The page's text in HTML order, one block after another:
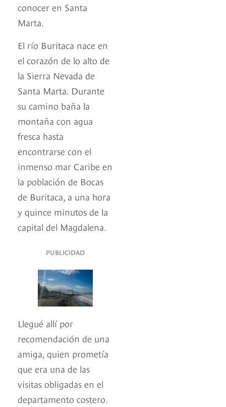
conocer en Santa
Marta.
El río Buritaca nace en
el corazón de lo alto de
la Sierra Nevada de
Santa Marta. Durante
su camino baña la
montaña con agua
fresca hasta
encontrarse con el
inmenso mar Caribe en
la población de Bocas
de Buritaca, a una hora
y quince minutos de la
capital del Magdalena.
PUBLICIDAD
Llegué allí por
recomendación de una
amiga, quien prometía
que era una de las
visitas obligadas en el
departamento costero.